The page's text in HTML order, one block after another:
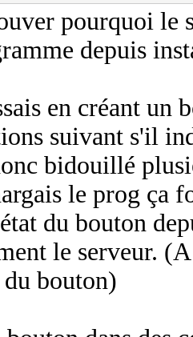
pourquoi le
depuis
en créant
suivant s'il
bidouillé
le prog ça
du bouton
le serveur.
bouton)